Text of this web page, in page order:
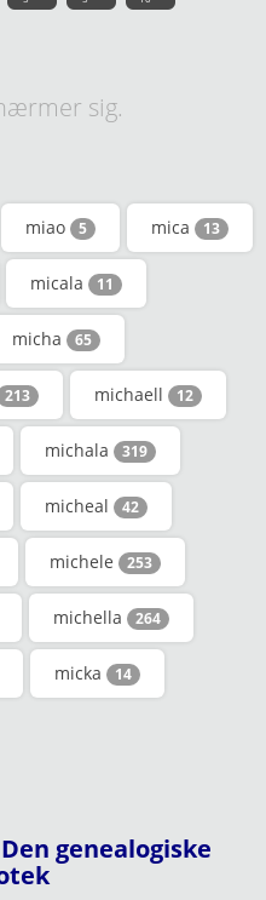
sig.
miao 5 mica 13
micala 11
micha 65
213 michaell 12
michala 319
micheal 42
michele 253
michella 264
micka 14
genealogiske